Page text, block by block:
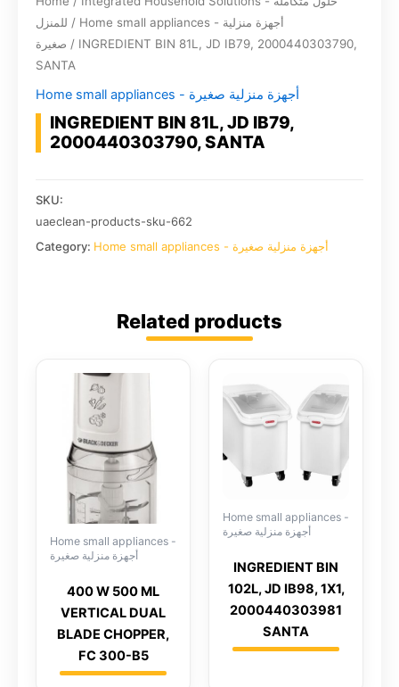
للمنزل / Home small appliances - أجهزة منزلية
صغيرة / INGREDIENT BIN 81L, JD IB79, 2000440303790,
SANTA
Home small appliances - أجهزة منزلية صغيرة
INGREDIENT BIN 81L, JD IB79,
2000440303790, SANTA
SKU:
uaeclean-products-sku-662
Category:
Home small appliances - أجهزة منزلية صغيرة
Related products
Home small appliances -
أجهزة منزلية صغيرة
400 W 500 ML
VERTICAL DUAL
BLADE CHOPPER,
FC 300-B5
Home small appliances -
أجهزة منزلية صغيرة
INGREDIENT BIN
102L, JD IB98, 1X1,
2000440303981
SANTA